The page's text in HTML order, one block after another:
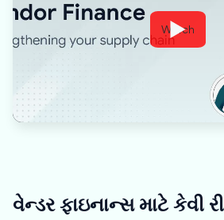
Watch
વેન્ડર ફાઇનાન્સ માટે કેવી